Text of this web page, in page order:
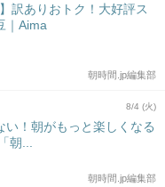
訳ありおトク！大好評ス
｜Aima
朝時間.jp編集部
8/4 (火)
い！朝がもっと楽しくなる
朝...
朝時間.jp編集部